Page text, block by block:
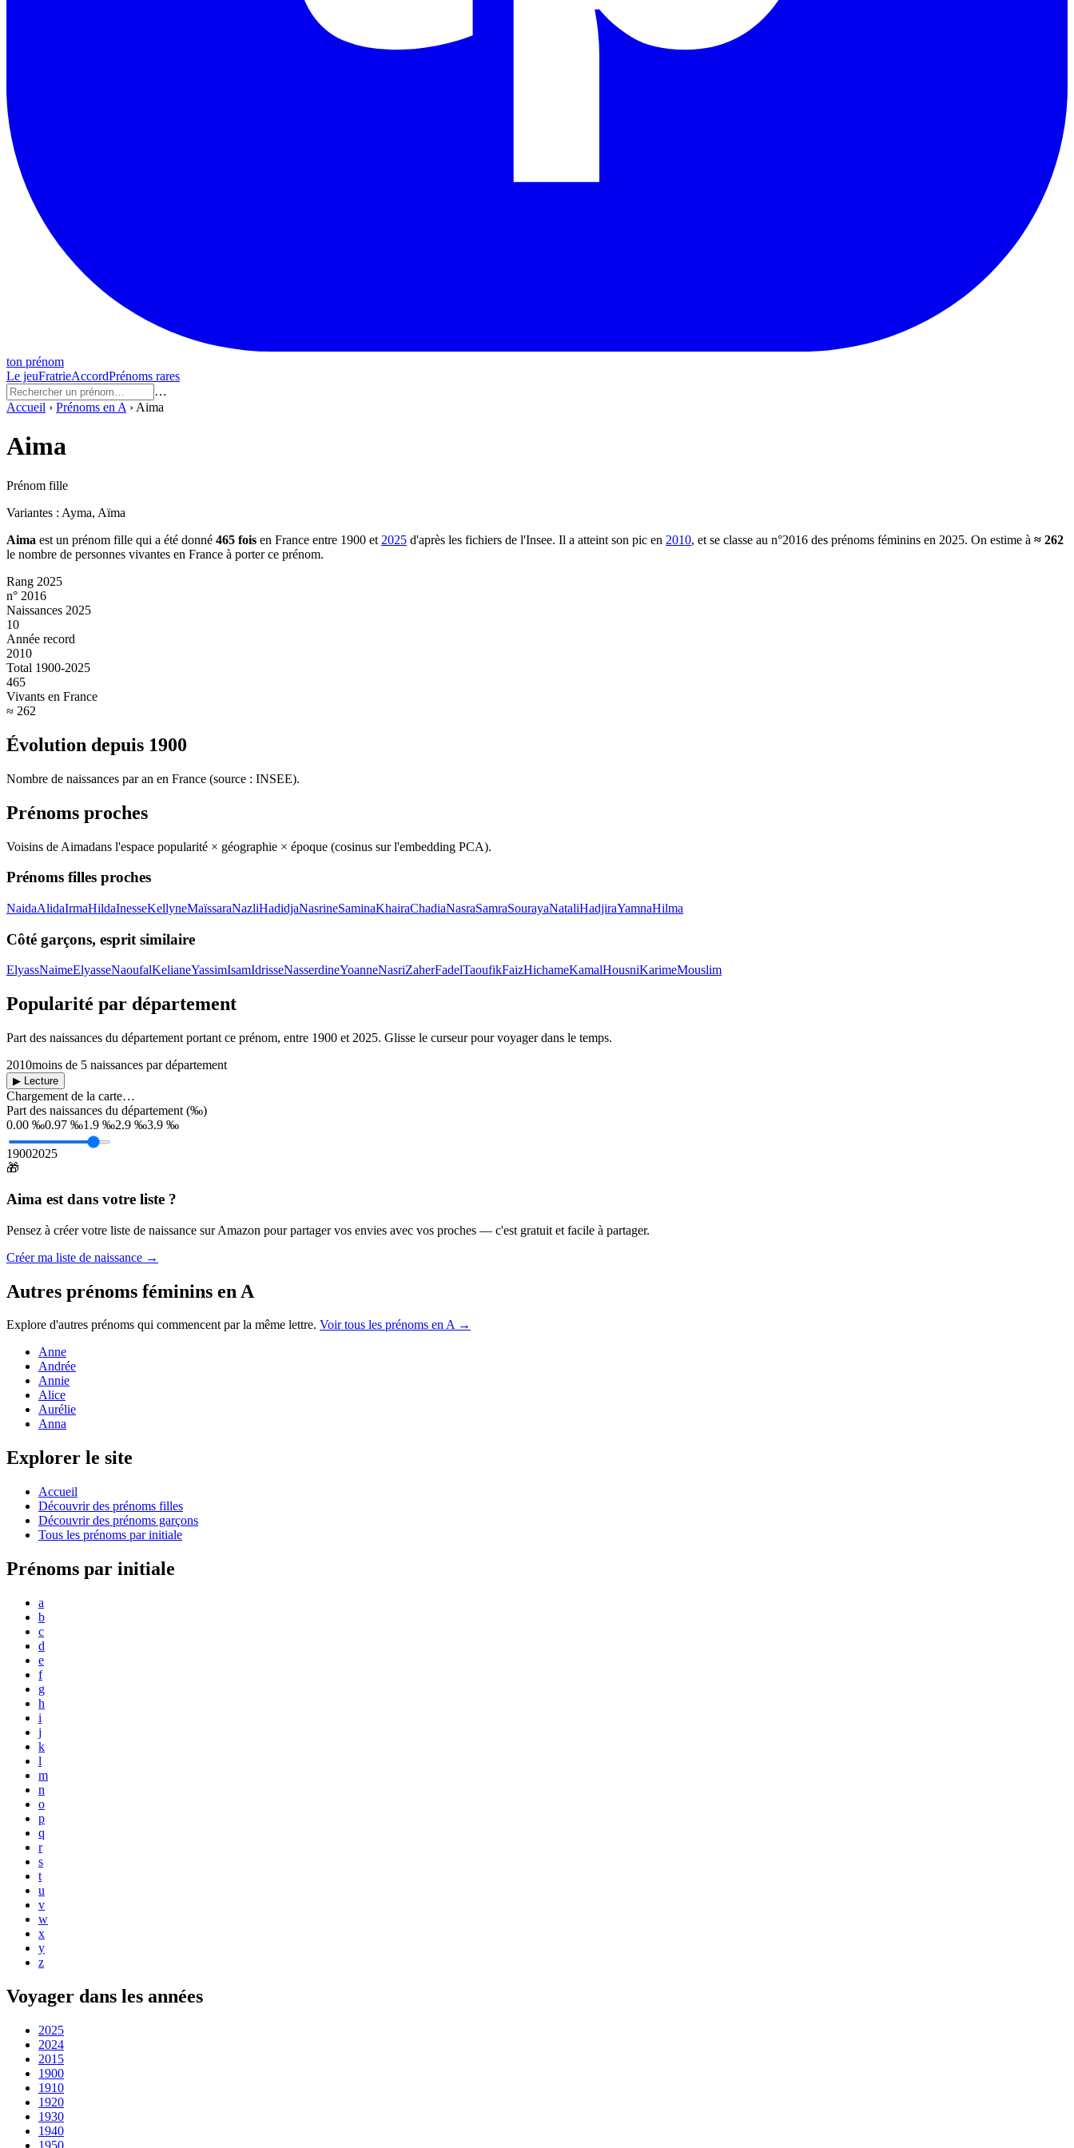
ton prénom
Le jeuFratrieAccordPrénoms rares
…
Accueil › Prénoms en A › Aima
Aima
Prénom fille
Variantes : Ayma, Aïma
Aima est un prénom fille qui a été donné 465 fois en France entre 1900 et 2025 d'après les fichiers de l'Insee. Il a atteint son pic en 2010, et se classe au n°2016 des prénoms féminins en 2025. On estime à ≈ 262
le nombre de personnes vivantes en France à porter ce prénom.
Rang 2025
n° 2016
Naissances 2025
10
Année record
2010
Total 1900-2025
465
Vivants en France
≈ 262
Évolution depuis 1900
Nombre de naissances par an en France (source : INSEE).
Prénoms proches
Voisins de Aimadans l'espace popularité × géographie × époque (cosinus sur l'embedding PCA).
Prénoms filles proches
NaidaAlidaIrmaHildaInesseKellyneMaïssaraNazliHadidjaNasrineSaminaKhairaChadiaNasraSamraSourayaNataliHadjiraYamnaHilma
Côté garçons, esprit similaire
ElyassNaimeElyasseNaoufalKelianeYassimIsamIdrisseNasserdineYoanneNasriZaherFadelTaoufikFaizHichameKamalHousniKarimeMouslim
Popularité par département
Part des naissances du département portant ce prénom, entre 1900 et 2025. Glisse le curseur pour voyager dans le temps.
2010moins de 5 naissances par département
▶ Lecture
Chargement de la carte…
Part des naissances du département (‰)
0.00 ‰0.97 ‰1.9 ‰2.9 ‰3.9 ‰
19002025
🎁
Aima est dans votre liste ?
Pensez à créer votre liste de naissance sur Amazon pour partager vos envies avec vos proches — c'est gratuit et facile à partager.
Créer ma liste de naissance →
Autres prénoms féminins en A
Explore d'autres prénoms qui commencent par la même lettre. Voir tous les prénoms enA→
Anne
Andrée
Annie
Alice
Aurélie
Anna
Explorer le site
Accueil
Découvrir des prénoms filles
Découvrir des prénoms garçons
Tous les prénoms par initiale
Prénoms par initiale
a
b
c
d
e
f
g
h
i
j
k
l
m
n
o
p
q
r
s
t
u
v
w
x
y
z
Voyager dans les années
2025
2024
2015
1900
1910
1920
1930
1940
1950